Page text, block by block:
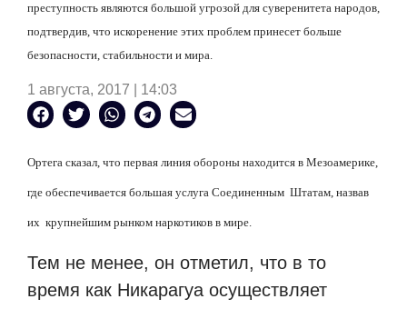
преступность являются большой угрозой для суверенитета народов,
подтвердив, что искоренение этих проблем принесет больше
безопасности, стабильности и мира.
1 августа, 2017 | 14:03
Ортега сказал, что первая линия обороны находится в Мезоамерике,
где обеспечивается большая услуга Соединенным Штатам, назвав
их крупнейшим рынком наркотиков в мире.
Тем не менее, он отметил, что в то
время как Никарагуа осуществляет